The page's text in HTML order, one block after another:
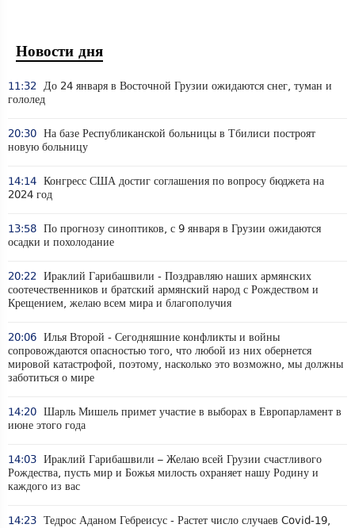
Новости дня
11:32
До 24 января в Восточной Грузии ожидаются снег, туман и
гололед
20:30 На базе Республиканской больницы в Тбилиси построят
новую больницу
14:14 Конгресс США достиг соглашения по вопросу бюджета на
2024 год
13:58 По прогнозу синоптиков, с 9 января в Грузии ожидаются
осадки и похолодание
20:22
Ираклий Гарибашвили - Поздравляю наших армянских
соотечественников и братский армянский народ с Рождеством и
Крещением, желаю всем мира и благополучия
20:06 Илья Второй - Сегодняшние конфликты и войны
сопровождаются опасностью того, что любой из них обернется
мировой катастрофой, поэтому, насколько это возможно, мы должны
заботиться о мире
14:20 Шарль Мишель примет участие в выборах в Европарламент в
июне этого года
14:03 Ираклий Гарибашвили – Желаю всей Грузии счастливого
Рождества, пусть мир и Божья милость охраняет нашу Родину и
каждого из вас
14:23 Тедрос Аданом Гебреисус - Растет число случаев Covid-19,